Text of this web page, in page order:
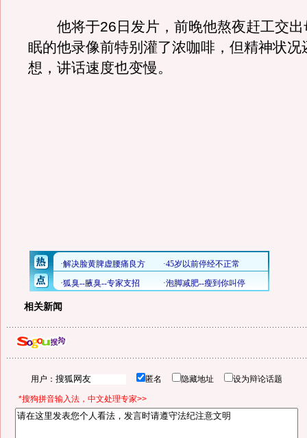
他将于26日发片，前晚他熬夜赶工交出
眠的他录像前特别灌了浓咖啡，但精神状况
想，讲话速度也变慢。
相关新闻
用户： 匿名 隐藏地址 设为辩论话题
*搜狗拼音输入法，中文处理专家>>